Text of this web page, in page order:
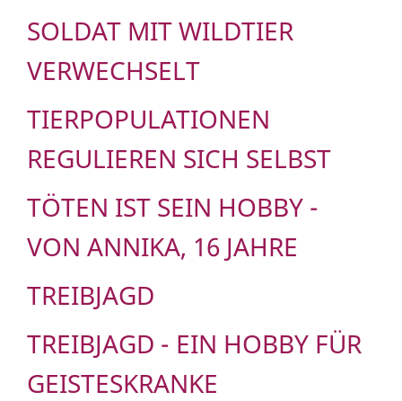
SOLDAT MIT WILDTIER
VERWECHSELT
TIERPOPULATIONEN
REGULIEREN SICH SELBST
TÖTEN IST SEIN HOBBY -
VON ANNIKA, 16 JAHRE
TREIBJAGD
TREIBJAGD - EIN HOBBY FÜR
GEISTESKRANKE